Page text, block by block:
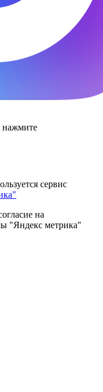
нажмите
сервис
на
"Яндекс метрика"